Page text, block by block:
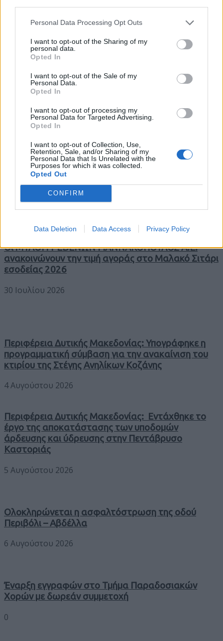
Personal Data Processing Opt Outs
I want to opt-out of the Sharing of my
personal data.
Opted In
I want to opt-out of the Sale of my
Personal Data.
Opted In
I want to opt-out of processing my
Personal Data for Targeted Advertising.
Opted In
I want to opt-out of Collection, Use,
Retention, Sale, and/or Sharing of my
Personal Data that Is Unrelated with the
Purposes for which it was collected.
Opted Out
CONFIRM
Data Deletion Data Access Privacy Policy
Διακόσμηση
Διατροφή
Υγεία
Auto
Sexuality
Trending
Comments
Latest
Οι ΜΥΛΟΙ ΓΡΕΒΕΝΩΝ ΓΙΑΝΝΑΚΟΠΟΥΛΟΣ Α.Ε.
ανακοινώνουν την τιμή αγοράς στο Μαλακό Σιτάρι
εσοδείας 2026
30 Ιουλίου 2026
Περιφέρεια Δυτικής Μακεδονίας: Υπογράφηκε η
προγραμματική σύμβαση για την ανακαίνιση του
κτιρίου της Στέγης Ανηλίκων Κοζάνης
4 Αυγούστου 2026
Περιφέρεια Δυτικής Μακεδονίας: Εντάχθηκε το
έργο της αποκατάστασης των υποδομών
άρδευσης και ύδρευσης στην Πεντάβρυσο
Καστοριάς
5 Αυγούστου 2026
Ολοκληρώνεται η ασφαλτόστρωση της οδού
Περιβόλι – Αβδέλλα
6 Αυγούστου 2026
Έναρξη εγγραφών στο Τμήμα Παραδοσιακών
Χορών με δωρεάν συμμετοχή
0